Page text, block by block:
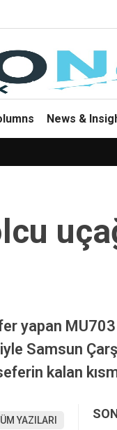
News &
yapan
Samsun
kalan
YAZILARI